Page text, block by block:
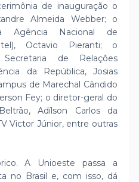
de inauguração o
Almeida Webber; o
Agência Nacional de
Octavio Pieranti; o
de Relações
da República, Josias
de Marechal Cândido
Fey; o diretor-geral do
Adílson Carlos da
Victor Júnior, entre outras
A Unioeste passa a
no Brasil e, com isso, dá